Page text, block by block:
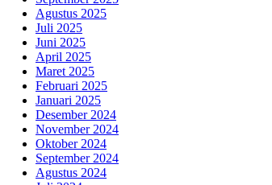
Agustus 2025
Juli 2025
Juni 2025
April 2025
Maret 2025
Februari 2025
Januari 2025
Desember 2024
November 2024
Oktober 2024
September 2024
Agustus 2024